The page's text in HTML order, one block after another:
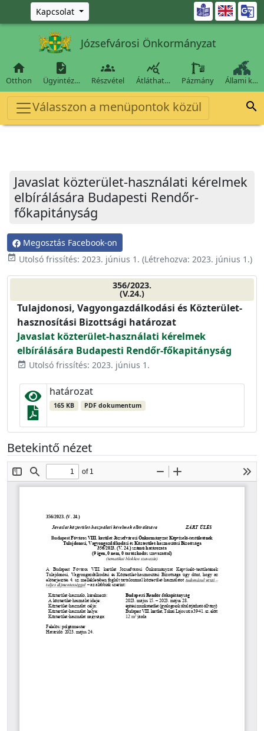
Ugrás a fő tartalomra
Kapcsolat 
Józsefvárosi Önkormányzat

Otthon

Ügyintéz…

Részvétel

Átláthat… Pázmány Állami k…
Válasszon a menüpontok közül 
Javaslat közterület-használati kérelmek
elbírálására Budapesti Rendőr-
főkapitányság
Megosztás Facebook-on
event_available Utolsó frissítés: 2023. június 1. (Létrehozva: 2023. június 1.)
356/2023.
(V.24.)
Tulajdonosi, Vagyongazdálkodási és Közterület-
hasznosítási Bizottsági határozat
Javaslat közterület-használati kérelmek
elbírálására Budapesti Rendőr-főkapitányság
event_available Utolsó frissítés: 2023. június 1.
határozat
165 KB PDF dokumentum
Betekintő nézet